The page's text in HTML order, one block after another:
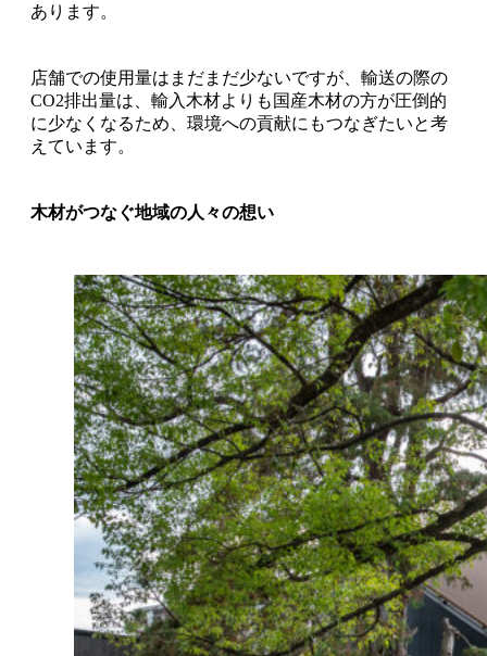
あります。
店舗での使用量はまだまだ少ないですが、輸送の際の
CO2排出量は、輸入木材よりも国産木材の方が圧倒的
に少なくなるため、環境への貢献にもつなぎたいと考
えています。
木材がつなぐ地域の人々の想い